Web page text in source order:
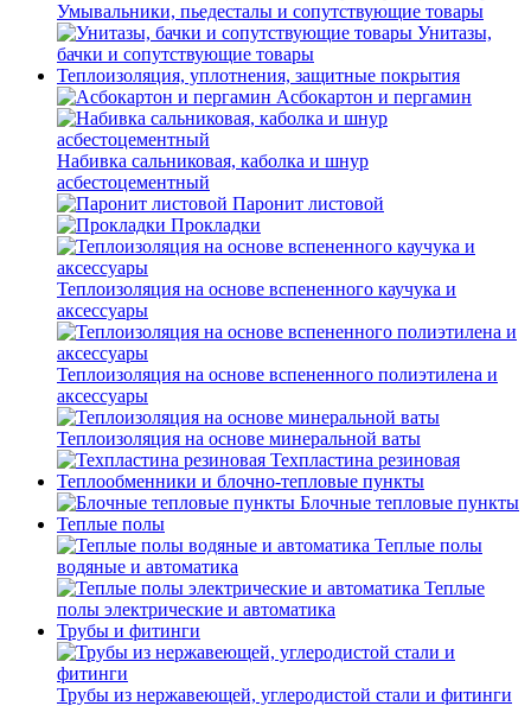
Умывальники, пьедесталы и сопутствующие товары
Унитазы,
бачки и сопутствующие товары
Теплоизоляция, уплотнения, защитные покрытия
Асбокартон и пергамин
Набивка сальниковая, каболка и шнур
асбестоцементный
Паронит листовой
Прокладки
Теплоизоляция на основе вспененного каучука и
аксессуары
Теплоизоляция на основе вспененного полиэтилена и
аксессуары
Теплоизоляция на основе минеральной ваты
Техпластина резиновая
Теплообменники и блочно-тепловые пункты
Блочные тепловые пункты
Теплые полы
Теплые полы
водяные и автоматика
Теплые
полы электрические и автоматика
Трубы и фитинги
Трубы из нержавеющей, углеродистой стали и фитинги